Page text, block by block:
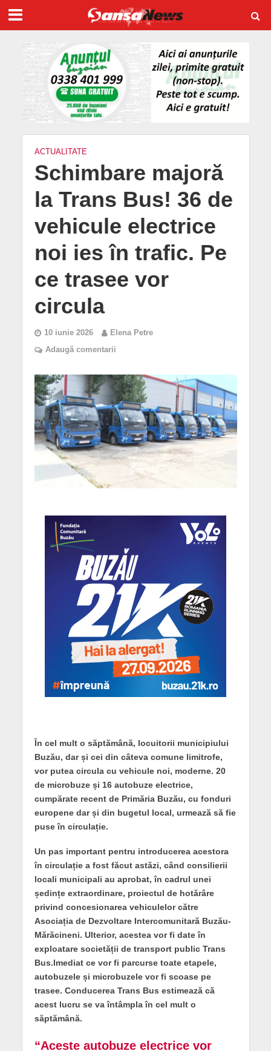
ACTUALITATE
Schimbare majoră
la Trans Bus! 36 de
vehicule electrice
noi ies în trafic. Pe
ce trasee vor
circula
10 iunie 2026
Elena Petre
Adaugă comentarii
În cel mult o săptămână, locuitorii municipiului
Buzău, dar și cei din câteva comune limitrofe,
vor putea circula cu vehicule noi, moderne. 20
de microbuze și 16 autobuze electrice,
cumpărate recent de Primăria Buzău, cu fonduri
europene dar și din bugetul local, urmează să fie
puse în circulație.
Un pas important pentru introducerea acestora
în circulație a fost făcut astăzi, când consilierii
locali municipali au aprobat, în cadrul unei
ședințe extraordinare, proiectul de hotărâre
privind concesionarea vehiculelor către
Asociația de Dezvoltare Intercomunitară Buzău-
Mărăcineni. Ulterior, acestea vor fi date în
exploatare societății de transport public Trans
Bus.Imediat ce vor fi parcurse toate etapele,
autobuzele și microbuzele vor fi scoase pe
trasee. Conducerea Trans Bus estimează că
acest lucru se va întâmpla în cel mult o
săptămână.
“Aceste autobuze electrice vor